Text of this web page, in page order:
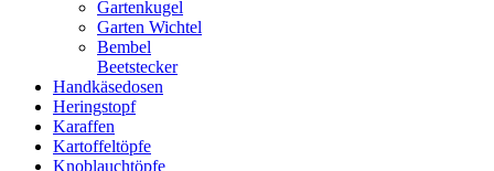
Gartenkugel
Garten Wichtel
Bembel
Beetstecker
Handkäsedosen
Heringstopf
Karaffen
Kartoffeltöpfe
Knoblauchtöpfe